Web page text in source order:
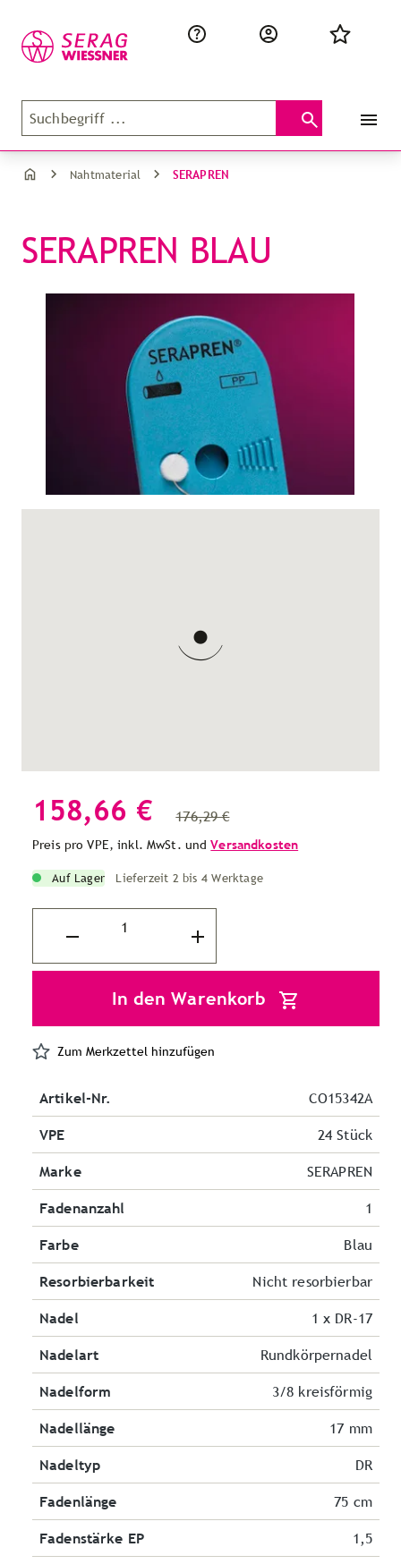
Nahtmaterial SERAPREN
SERAPREN BLAU
158,66 € 176,29 €
Preis pro VPE, inkl. MwSt. undVersandkosten
Auf Lager Lieferzeit 2 bis 4 Werktage
In den Warenkorb
Zum Merkzettel hinzufügen
Artikel-Nr. CO15342A
VPE 24 Stück
Marke SERAPREN
Fadenanzahl 1
Farbe Blau
Resorbierbarkeit Nicht resorbierbar
Nadel 1 x DR-17
Nadelart Rundkörpernadel
Nadelform 3/8 kreisförmig
Nadellänge 17 mm
Nadeltyp DR
Fadenlänge 75 cm
Fadenstärke EP 1,5